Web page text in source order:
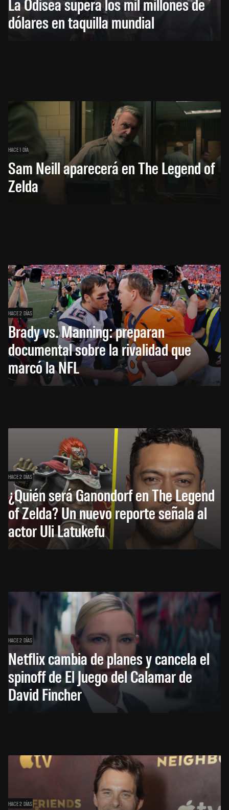
dólares en taquilla mundial
HACE 1 DÍA
Sam Neill aparecerá en The Legend of
Zelda
HACE 2 DÍAS
Brady vs. Manning: preparan
documental sobre la rivalidad que
marcó la NFL
HACE 2 DÍAS
¿Quién será Ganondorf en The Legend
of Zelda? Un nuevo reporte señala al
actor Uli Latukefu
HACE 2 DÍAS
Netflix cambia de planes y cancela el
spinoff de El Juego del Calamar de
David Fincher
HACE 2 DÍAS